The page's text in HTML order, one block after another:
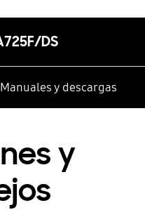
DS
Manuales y descargas
y